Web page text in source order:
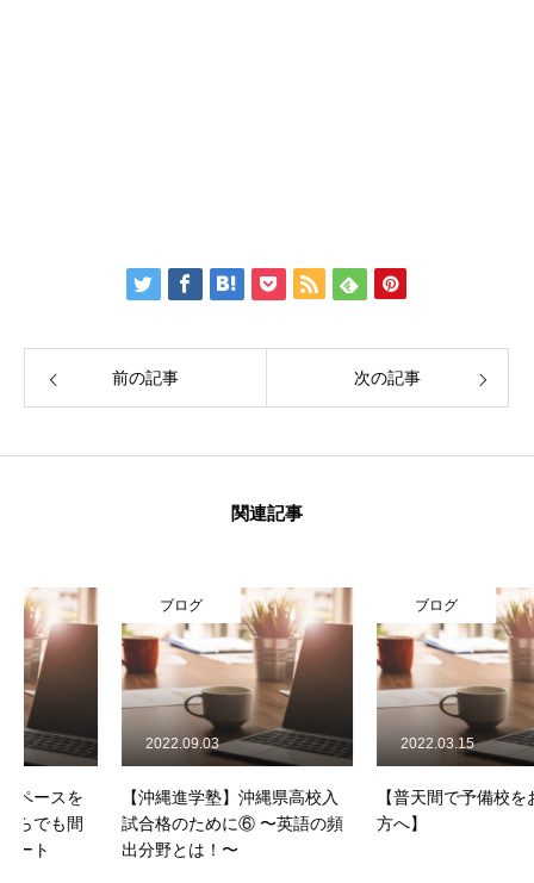
前の記事 次の記事
関連記事
ブログ
【沖縄進学塾】沖縄県高校入
試合格のために⑥ 〜英語の頻
出分野とは！〜
2022.09.03
ブログ
【普天間で予備校をお探しの
方へ】
2022.03.15